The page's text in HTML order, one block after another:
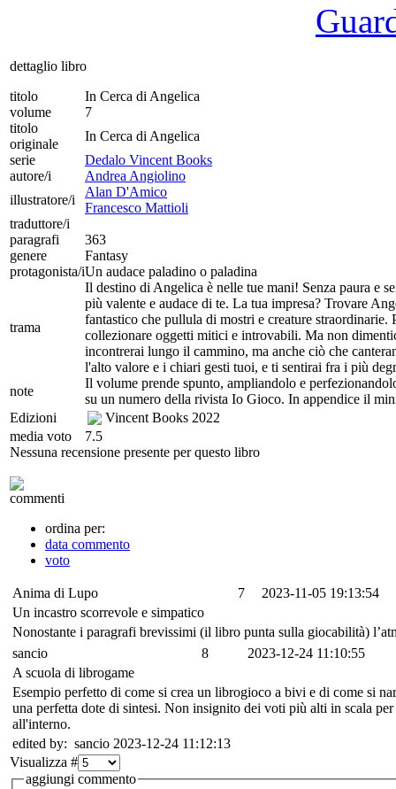
dettaglio libro
titolo
In Cerca di Angelica
volume
7
titolo
originale
In Cerca di Angelica
serie
Dedalo Vincent Books
autore/i
Andrea Angiolino
illustratore/i
Alan D'Amico
Francesco Mattioli
traduttore/i
paragrafi
363
genere
Fantasy
protagonista/iUn audace paladino o paladina
trama
Il destino di Angelica è nelle tue mani! Senza paura e
più valente e audace di te. La tua impresa? Trovare
fantastico che pullula di mostri e creature straordinarie.
collezionare oggetti mitici e introvabili. Ma non
incontrerai lungo il cammino, ma anche ciò che
l'alto valore e i chiari gesti tuoi, e ti sentirai fra i più
note
Il volume prende spunto, ampliandolo e
su un numero della rivista Io Gioco. In appendice il
Edizioni
Vincent Books 2022
media voto
7.5
Nessuna recensione presente per questo libro
commenti
ordina per:
data commento
voto
Anima di Lupo 7
2023-11-05 19:13:54
Un incastro scorrevole e simpatico
Nonostante i paragrafi brevissimi (il libro punta sulla giocabilità)
sancio
8
2023-12-24 11:10:55
A scuola di librogame
Esempio perfetto di come si crea un librogioco a bivi e di come si
una perfetta dote di sintesi. Non insignito dei voti più alti in scala
all'interno.
edited by: sancio 2023-12-24 11:12:13
Visualizza #
aggiungi commento